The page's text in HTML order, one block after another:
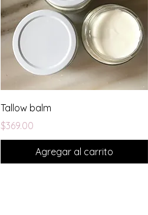
Tallow balm
Precio
$369.00
Agregar al carrito